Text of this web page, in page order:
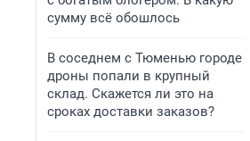
сумму всё обошлось
В соседнем с Тюменью городе
дроны попали в крупный
склад. Скажется ли это на
сроках доставки заказов?